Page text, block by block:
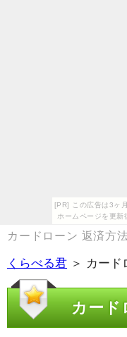
[PR] この広告は3ヶ
ホームページを更新
カードローン 返済方
くらべる君 ＞ カー
カード